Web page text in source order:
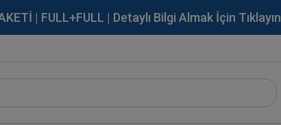
| FULL+FULL | Detaylı Bilgi Almak İçin Tıklayın